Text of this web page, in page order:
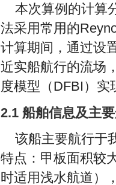
本次算例的计算
法采用常用的
计算期间，通过设
近实船航行的流场
度模型（DFBI）实
2.1 船舶信息及主
该船主要航行于
特点：甲板面积较
时适用浅水航道）